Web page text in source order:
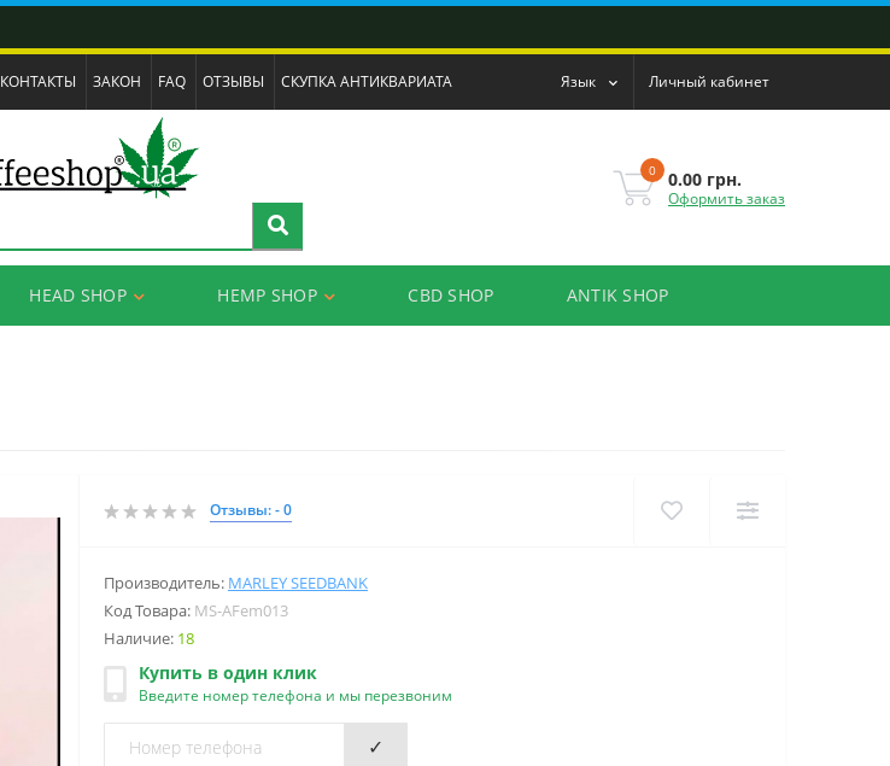
КОНТАКТЫ ЗАКОН FAQ ОТЗЫВЫ СКУПКА АНТИКВАРИАТА Язык Личный кабинет
0 0.00 грн.
Оформить заказ
HEAD SHOP HEMP SHOP CBD SHOP ANTIK SHOP
Отзывы: - 0
Производитель: MARLEY SEEDBANK
Код Товара: MS-AFem013
Наличие: 18
Купить в один клик
Введите номер телефона и мы перезвоним
✓